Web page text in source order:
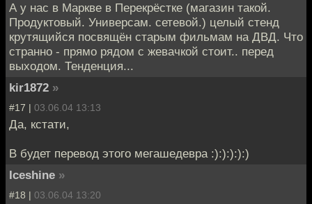
А у нас в Маркве в Перекрёстке (магазин такой.
Продуктовый. Универсам. сетевой.) целый стенд
крутящийся посвящён старым фильмам на ДВД. Что
странно - прямо рядом с жевачкой стоит.. перед
выходом. Тенденция...
kir1872 »
#17 | 03.06.04 13:13
Да, кстати,
В будет перевод этого мегашедевра :):):):):)
Iceshine »
#18 | 03.06.04 13:20